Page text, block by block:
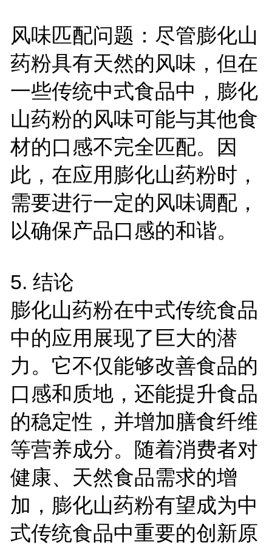
风味匹配问题：尽管膨化山
药粉具有天然的风味，但在
一些传统中式食品中，膨化
山药粉的风味可能与其他食
材的口感不完全匹配。因
此，在应用膨化山药粉时，
需要进行一定的风味调配，
以确保产品口感的和谐。
5. 结论
膨化山药粉在中式传统食品
中的应用展现了巨大的潜
力。它不仅能够改善食品的
口感和质地，还能提升食品
的稳定性，并增加膳食纤维
等营养成分。随着消费者对
健康、天然食品需求的增
加，膨化山药粉有望成为中
式传统食品中重要的创新原